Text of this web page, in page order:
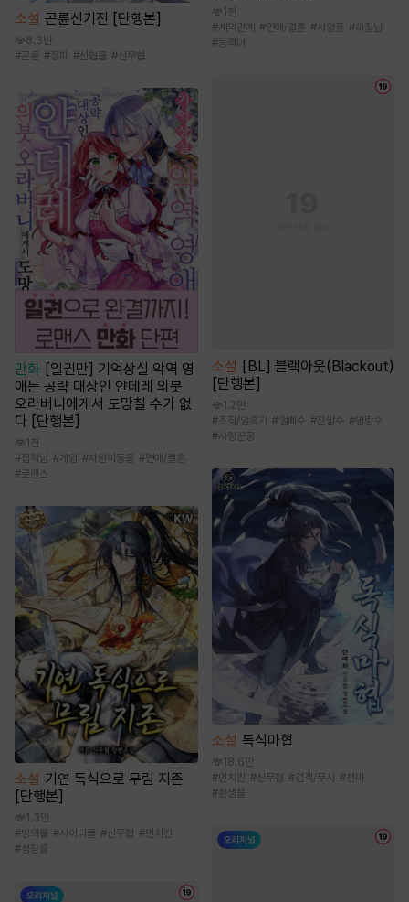
소설 곤륜신기전 [단행본]
8.3만
#곤륜 #정파 #선협물 #신무협
만화
[일권만] 기억상실 악역 영
애는 공략 대상인 얀데레 의붓
오라버니에게서 도망칠 수가 없
다 [단행본]
1천
#집착남 # 게임 #차원이동물 #연애/결혼
#로맨스
소설 기연 독식으로 무림 지존
[단행본]
1.3만
#빙의물 #사이다물 #신무협 #먼치킨
#성장물
1천
#계약관계 #연애/결혼 #서양풍 #까칠남
#능력녀
소설 [BL] 블랙아웃(Blackout)
[단행본]
1.2만
#조직/암흑가 #얼빠수 #잔망수 #명랑수
#사랑꾼공
소설 독식마협
18.6만
#먼치킨 #신무협 #검객/무사 #천마
#환생물